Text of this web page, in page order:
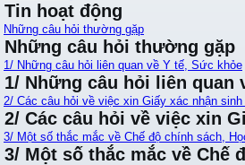
Tin hoạt động
Những câu hỏi thường gặp
Những câu hỏi thường gặp
1/ Những câu hỏi liên quan về Y tế, Sức khỏe
1/ Những câu hỏi liên quan
2/ Các câu hỏi về việc xin Giấy xác nhận sinh
2/ Các câu hỏi về việc xin
3/ Một số thắc mắc về Chế độ chính sách,
3/ Một số thắc mắc về Chế